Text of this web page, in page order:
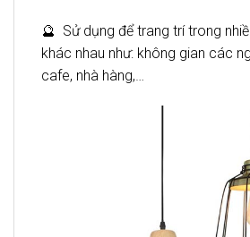
🔮 Sử dụng để trang trí trong
khác nhau như: không gian các
cafe, nhà hàng,…